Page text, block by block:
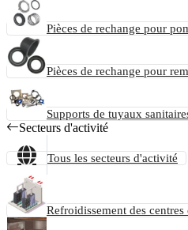
Pièces de rechange pour
Pièces de rechange pour
Supports de tuyaux
Secteurs d'activité
Tous les secteurs d'activité
Refroidissement des centres